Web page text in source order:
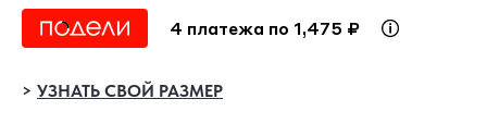
4 платежа по 1,475 ₽
> УЗНАТЬ СВОЙ РАЗМЕР